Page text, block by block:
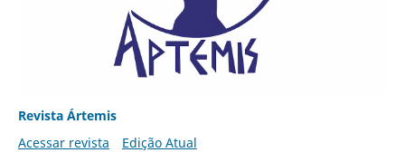
Revista Ártemis
Acessar revista
Edição Atual